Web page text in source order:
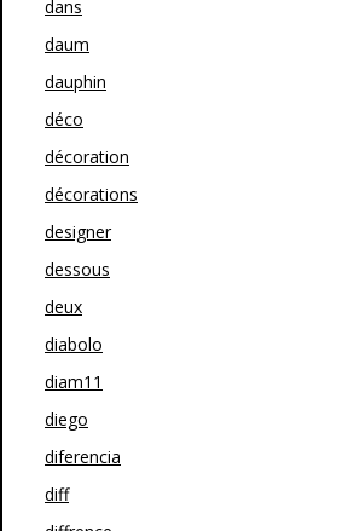
dans
daum
dauphin
déco
décoration
décorations
designer
dessous
deux
diabolo
diam11
diego
diferencia
diff